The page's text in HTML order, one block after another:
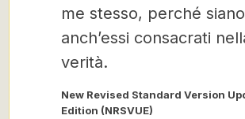
me stesso, perché siano
anch’essi consacrati
verità.
New Revised Standard Version
Edition (NRSVUE)